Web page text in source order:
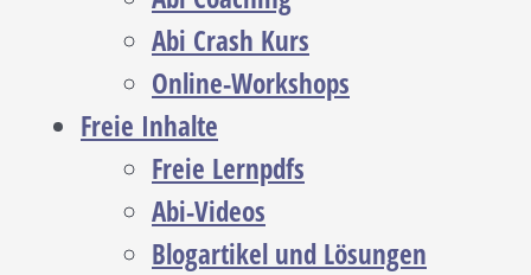
Abi Crash Kurs
Online-Workshops
Freie Inhalte
Freie Lernpdfs
Abi-Videos
Blogartikel und Lösungen